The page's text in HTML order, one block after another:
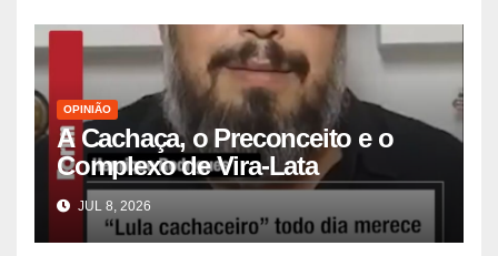
OPINIÃO
A Cachaça, o Preconceito e o
Complexo de Vira-Lata
JUL 8, 2026